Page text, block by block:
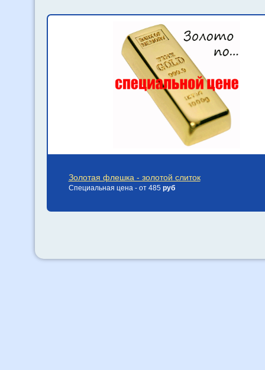
Золотая флешка - золотой слиток
Специальная цена - от 485 руб